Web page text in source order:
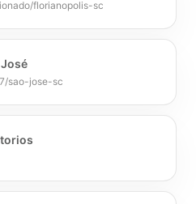
florianopolis-sc
sao-jose-sc